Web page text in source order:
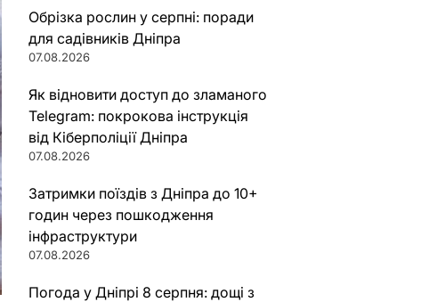
Обрізка рослин у серпні: поради
для садівників Дніпра
07.08.2026
Як відновити доступ до зламаного
Telegram: покрокова інструкція
від Кіберполіції Дніпра
07.08.2026
Затримки поїздів з Дніпра до 10+
годин через пошкодження
інфраструктури
07.08.2026
Погода у Дніпрі 8 серпня: дощі з